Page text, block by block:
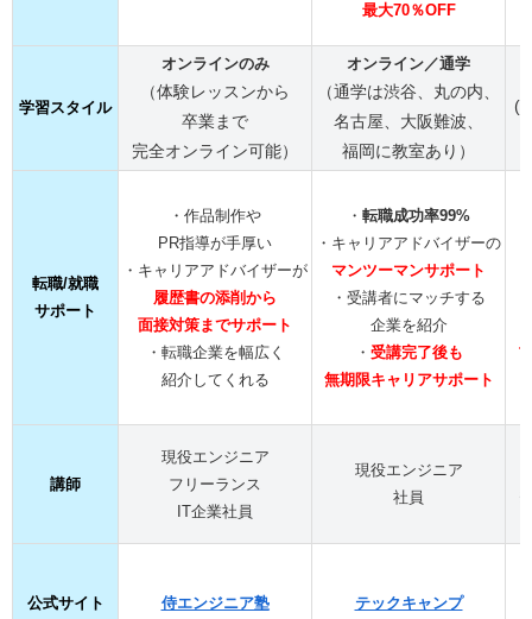
最大70％OFF
学習スタイル
オンラインのみ
（体験レッスンから
卒業まで
完全オンライン可能）
オンライン／通学
（通学は渋谷、丸の内、
名古屋、大阪難波、
福岡に教室あり）
(
転職/就職
サポート
・作品制作や
PR指導が手厚い
・キャリアアドバイザーが
履歴書の添削から
面接対策までサポート
・転職企業を幅広く
紹介してくれる
・ 転職成功率99%
・キャリアアドバイザーの
マンツーマンサポート
・受講者にマッチする
企業を紹介
・ 受講完了後も
無期限キャリアサポート
講師
現役エンジニア
フリーランス
IT企業社員
現役エンジニア
社員
公式サイト 侍エンジニア塾 テックキャンプ